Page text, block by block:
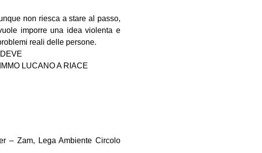
non riesca a stare al passo,
imporre una idea violenta e
reali delle persone.
LUCANO A RIACE
– Zam, Lega Ambiente Circolo